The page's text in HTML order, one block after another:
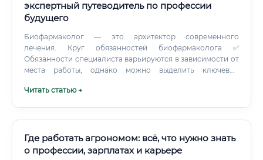
экспертный путеводитель по профессии
будущего
Биофармаколог — это архитектор современного
лечения. Круг обязанностей биофармаколога ✅
Обязанности специалиста варьируются в зависимости от
места работы, однако можно выделить ключевые
Проведение доклинических исследований на клеточных
подготовка отчётов В фармацевтической
промышленности: Разработка лекарственных форм с
Читать статью →
Где работать агрономом: всё, что нужно знать
о профессии, зарплатах и карьере